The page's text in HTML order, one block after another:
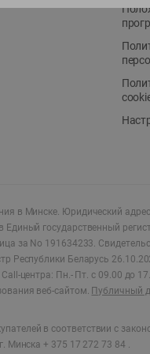
в Минске. Юридический
государственный
за No 191634233.
Республики Беларусь
центра: Пн.- Пт. с 09.00 до
веб-сайтом. Публичный
в соответствии с
Минска + 375 17 272 73 84 .